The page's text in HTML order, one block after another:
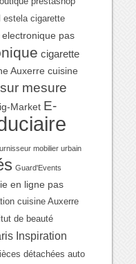
estela cigarette
pas
cigarette
Auxerre cuisine
mesure
Market E-
mobilier urbain
Guard'Events
en ligne pas
cuisine Auxerre
de beauté
Inspiration
détachées auto